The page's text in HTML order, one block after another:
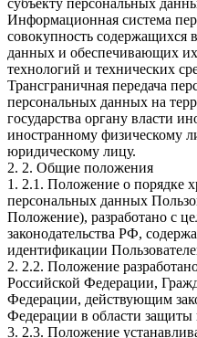
Информационная система
совокупность содержащихся
данных и обеспечивающих
технологий и технических
Трансграничная передача
персональных данных на
государства органу власти
иностранному физическому
юридическому лицу.
2. 2. Общие положения
1. 2.1. Положение о порядке
персональных данных
Положение), разработано с
законодательства РФ,
идентификации
2. 2.2. Положение
Российской Федерации,
Федерации, действующим
Федерации в области
3. 2.3. Положение